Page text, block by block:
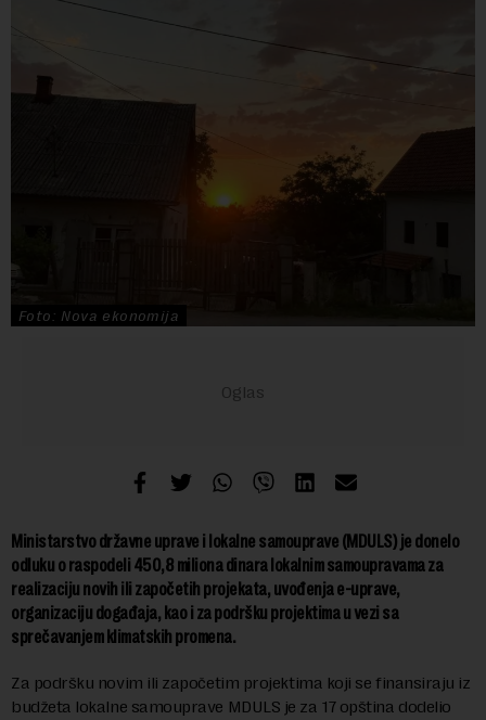
Foto: Nova ekonomija
Ministarstvo državne uprave i lokalne samouprave (MDULS) je donelo
odluku o raspodeli 450,8 miliona dinara lokalnim samoupravama za
realizaciju novih ili započetih projekata, uvođenja e-uprave,
organizaciju događaja, kao i za podršku projektima u vezi sa
sprečavanjem klimatskih promena.
Za podršku novim ili započetim projektima koji se finansiraju iz
budžeta lokalne samouprave MDULS je za 17 opština dodelio